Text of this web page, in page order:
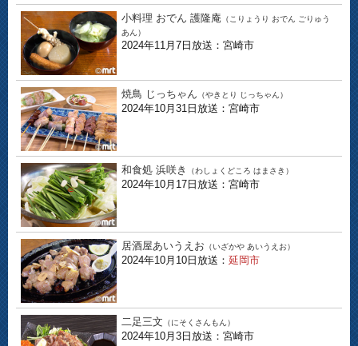
小料理 おでん 護隆庵 （こりょうり おでん ごりゅう
あん）
2024年11月7日放送：宮崎市
焼鳥 じっちゃん （やきとり じっちゃん）
2024年10月31日放送：宮崎市
和食処 浜咲き （わしょくどころ はまさき）
2024年10月17日放送：宮崎市
居酒屋あいうえお （いざかや あいうえお）
2024年10月10日放送： 延岡市
二足三文 （にそくさんもん）
2024年10月3日放送：宮崎市